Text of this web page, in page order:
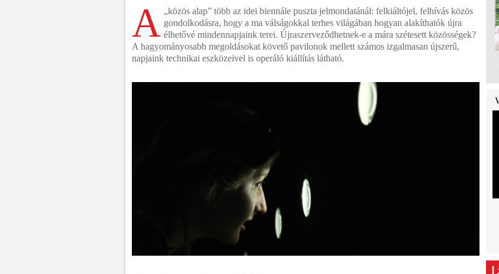
A „közös alap” több az idei biennále puszta jelmondatánál: felkiáltójel, felhívás közös
gondolkodásra, hogy a ma válságokkal terhes világában hogyan alakíthatók újra
élhetővé mindennapjaink terei. Újraszerveződhetnek-e a mára szétesett közösségek?
A hagyományosabb megoldásokat követő pavilonok mellett számos izgalmasan újszerű,
napjaink technikai eszközeivel is operáló kiállítás látható.